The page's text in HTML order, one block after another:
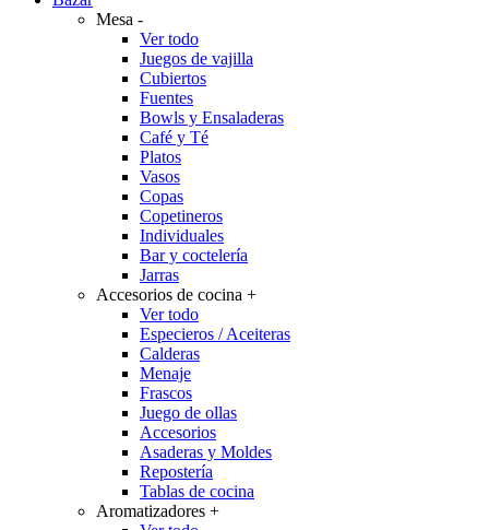
Mesa -
Ver todo
Juegos de vajilla
Cubiertos
Fuentes
Bowls y Ensaladeras
Café y Té
Platos
Vasos
Copas
Copetineros
Individuales
Bar y coctelería
Jarras
Accesorios de cocina +
Ver todo
Especieros / Aceiteras
Calderas
Menaje
Frascos
Juego de ollas
Accesorios
Asaderas y Moldes
Repostería
Tablas de cocina
Aromatizadores +